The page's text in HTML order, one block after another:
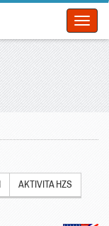
AKTIVITA HZS